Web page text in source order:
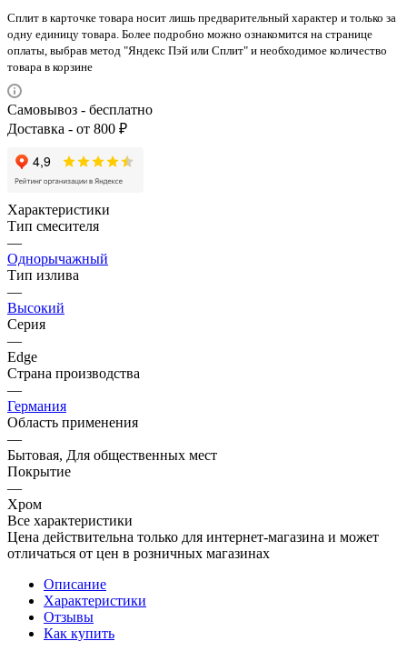
Сплит в карточке товара носит лишь предварительный характер и только за
одну единицу товара. Более подробно можно ознакомится на странице
оплаты, выбрав метод "Яндекс Пэй или Сплит" и необходимое количество
товара в корзине
Самовывоз - бесплатно
Доставка - от 800 ₽
Характеристики
Тип смесителя
—
Однорычажный
Тип излива
—
Высокий
Серия
—
Edge
Страна производства
—
Германия
Область применения
—
Бытовая, Для общественных мест
Покрытие
—
Хром
Все характеристики
Цена действительна только для интернет-магазина и может
отличаться от цен в розничных магазинах
Описание
Характеристики
Отзывы
Как купить